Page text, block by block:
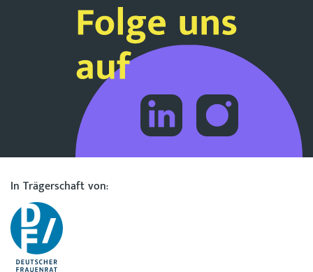
In Trägerschaft von: